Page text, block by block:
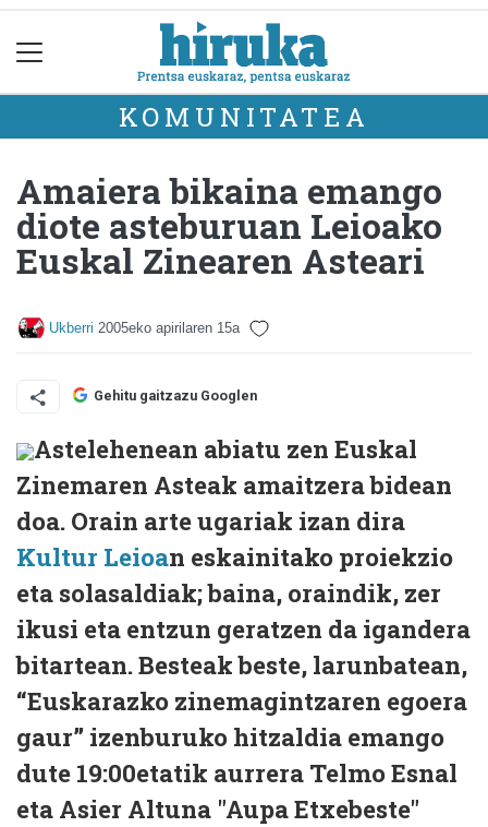
KOMUNITATEA
Amaiera bikaina emango
diote asteburuan Leioako
Euskal Zinearen Asteari
Ukberri 2005eko apirilaren 15a
Gehitu gaitzazu Googlen
Astelehenean abiatu zen Euskal
Zinemaren Asteak amaitzera bidean
doa. Orain arte ugariak izan dira
Kultur Leioan eskainitako proiekzio
eta solasaldiak; baina, oraindik, zer
ikusi eta entzun geratzen da igandera
bitartean. Besteak beste, larunbatean,
“Euskarazko zinemagintzaren egoera
gaur” izenburuko hitzaldia emango
dute 19:00etatik aurrera Telmo Esnal
eta Asier Altuna "Aupa Etxebeste"